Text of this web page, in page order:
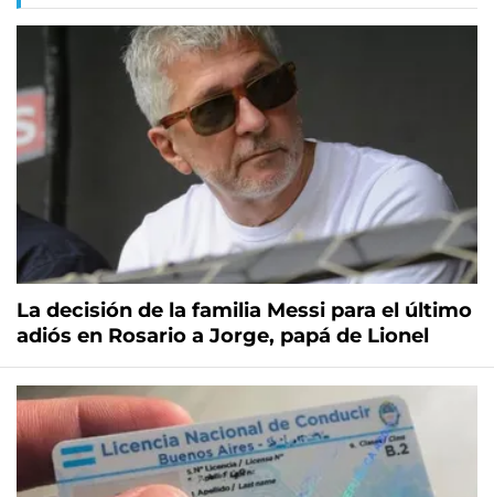
La decisión de la familia Messi para el último
adiós en Rosario a Jorge, papá de Lionel